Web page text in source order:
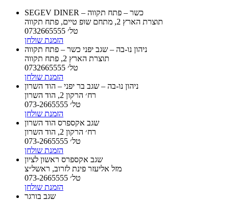
SEGEV DINER – כשר – פתח תקווה
תוצרת הארץ 2, מתחם שופ טיים, פתח תקווה
טל׳ 0732665555
הזמנת שולחן
ניהון נו-בה – שגב יפני כשר – פתח תקווה
תוצרת הארץ 2, פתח תקווה
טל׳ 0732665555
הזמנת שולחן
ניהון נו-בה – שגב בר יפני – הוד השרון
רח׳ הרקון 2, הוד השרון
טל׳ 073-2665555
הזמנת שולחן
שגב אקספרס הוד השרון
רח׳ הרקון 2, הוד השרון
טל׳ 073-2665555
הזמנת שולחן
שגב אקספרס ראשון לציון
מזל אליעזר פינת לזרוב, ראשל״צ
טל׳ 073-2665555
הזמנת שולחן
שגב בורגר